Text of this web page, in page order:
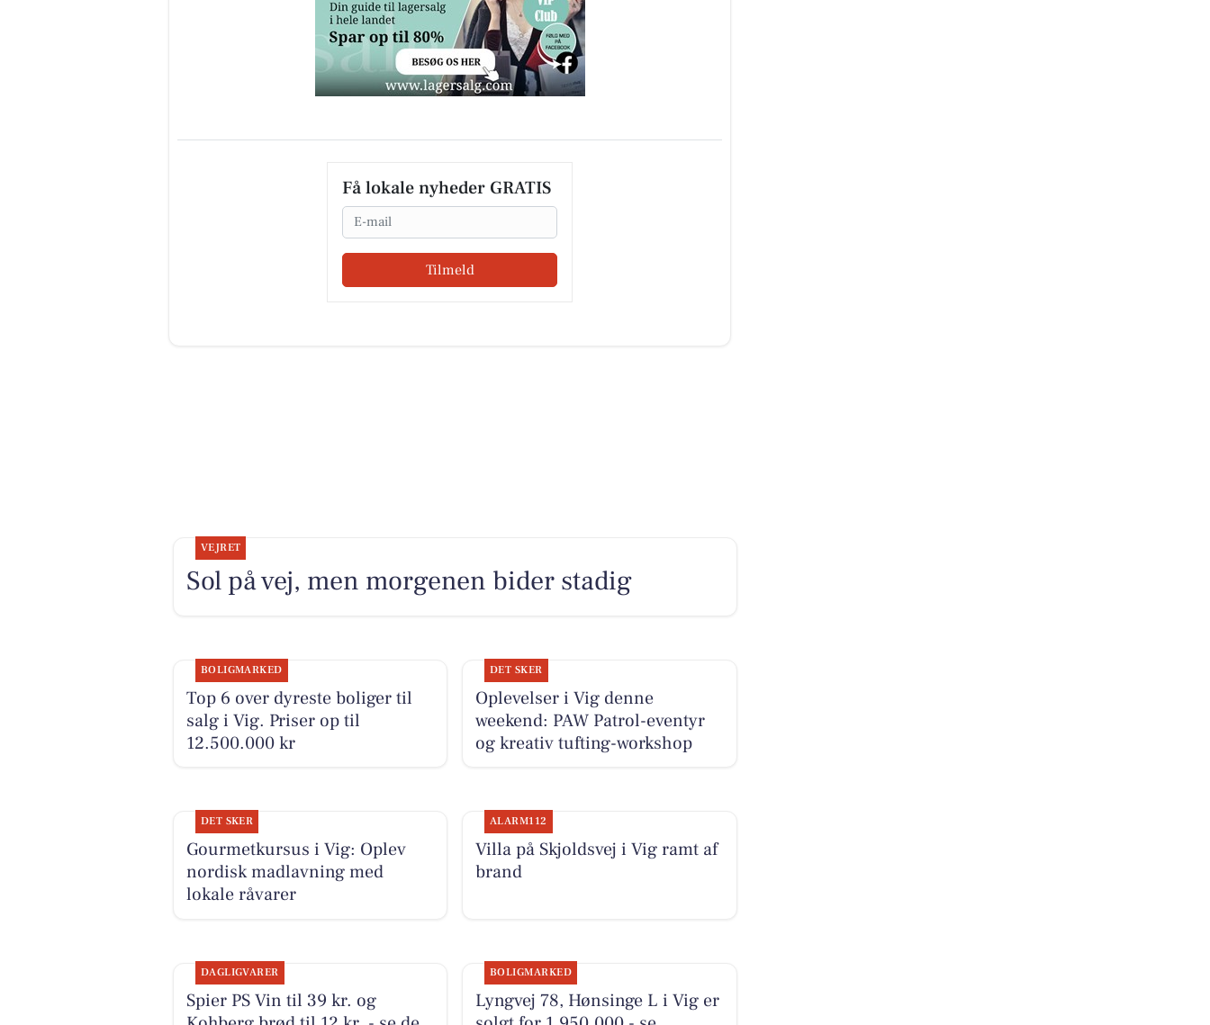
Få lokale nyheder GRATIS
Email
Tilmeld
VEJRET
Sol på vej, men morgenen bider stadig
BOLIGMARKED
Top 6 over dyreste boliger til
salg i Vig. Priser op til
12.500.000 kr
DET SKER
Oplevelser i Vig denne
weekend: PAW Patrol-eventyr
og kreativ tufting-workshop
DET SKER
Gourmetkursus i Vig: Oplev
nordisk madlavning med
lokale råvarer
ALARM112
Villa på Skjoldsvej i Vig ramt af
brand
DAGLIGVARER
Spier PS Vin til 39 kr. og
BOLIGMARKED
Lyngvej 78, Hønsinge L i Vig er